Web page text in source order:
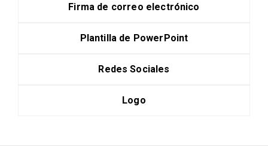
Firma de correo electrónico
Plantilla de PowerPoint
Redes Sociales
Logo